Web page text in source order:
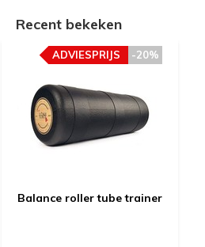
Recent bekeken
Balance roller tube trainer
-20%
ADVIESPRIJS